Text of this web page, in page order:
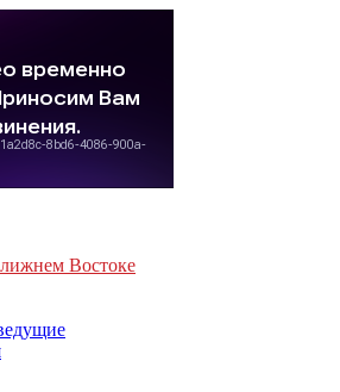
Востоке